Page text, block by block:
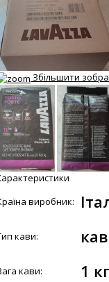
Збільшити
виробник:
кави:
кави: 1